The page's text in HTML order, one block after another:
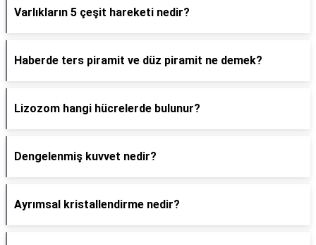
Varlıkların 5 çeşit hareketi nedir?
Haberde ters piramit ve düz piramit ne demek?
Lizozom hangi hücrelerde bulunur?
Dengelenmiş kuvvet nedir?
Ayrımsal kristallendirme nedir?